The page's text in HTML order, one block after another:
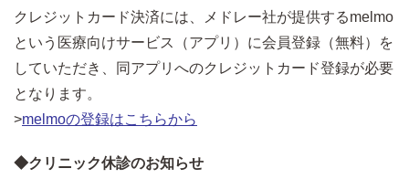
クレジットカード決済には、メドレー社が提供するmelmo
という医療向けサービス（アプリ）に会員登録（無料）を
していただき、同アプリへのクレジットカード登録が必要
となります。
>melmoの登録はこちらから
◆クリニック休診のお知らせ